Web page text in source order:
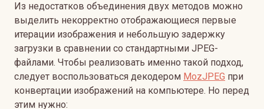
Из недостатков объединения двух методов можно
выделить некорректно отображающиеся первые
итерации изображения и небольшую задержку
загрузки в сравнении со стандартными JPEG-
файлами. Чтобы реализовать именно такой подход,
следует воспользоваться декодером MozJPEG при
конвертации изображений на компьютере. Но перед
этим нужно: